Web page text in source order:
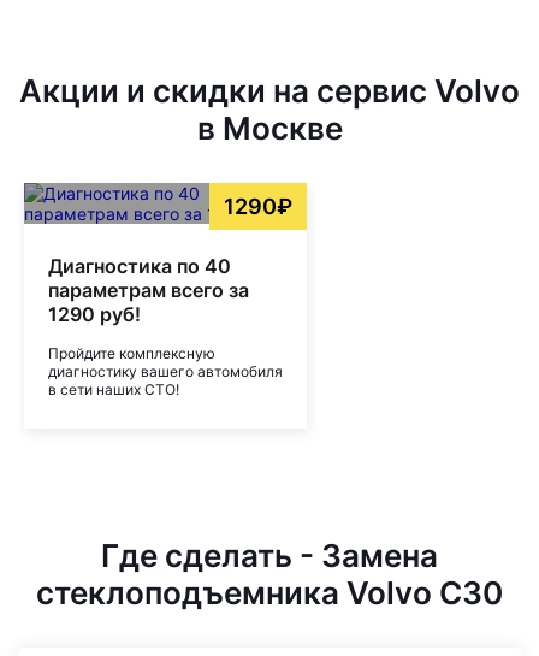
Акции и скидки на сервис Volvo
в Москве
1290₽
Диагностика по 40
параметрам всего за
1290 руб!
Пройдите комплексную
диагностику вашего автомобиля
в сети наших СТО!
Где сделать - Замена
стеклоподъемника Volvo C30